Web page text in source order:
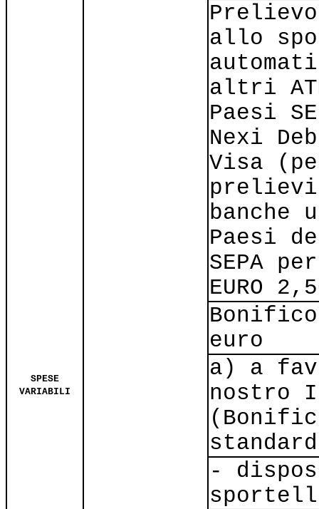
SPESE
VARIABILI
allo
altri
Paesi
Nexi
Visa
banche
Paesi
SEPA
EURO
euro
a) a
nostro
-